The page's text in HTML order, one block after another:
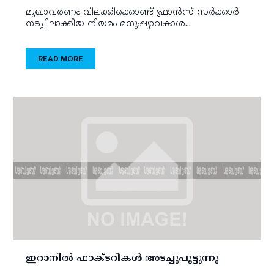
മുഖാവരണം വിലക്കിക്കൊണ്ട് ഫ്രാന്‍സ് സര്‍ക്കാര്‍
നടപ്പിലാക്കിയ നിയമം മനുഷ്യാവകാശ...
READ MORE
ഇറാനില്‍ ഫാക്ടറികള്‍ അടച്ചുപൂട്ടുന്നു